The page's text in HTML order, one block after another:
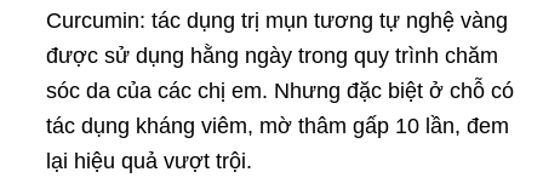
Curcumin: tác dụng trị mụn tương tự nghệ vàng
được sử dụng hằng ngày trong quy trình chăm
sóc da của các chị em. Nhưng đặc biệt ở chỗ có
tác dụng kháng viêm, mờ thâm gấp 10 lần, đem
lại hiệu quả vượt trội.